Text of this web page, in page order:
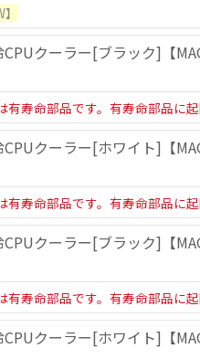
CPUクーラー[ブラック]【
寿命部品です。有寿命部品に
CPUクーラー[ホワイト]【
寿命部品です。有寿命部品に
CPUクーラー[ブラック]【
寿命部品です。有寿命部品に
CPUクーラー[ホワイト]【